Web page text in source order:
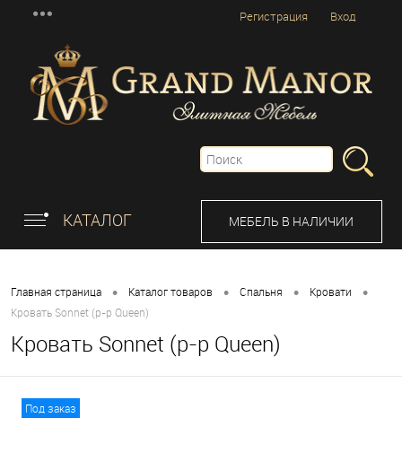
Вход
Регистрация
КАТАЛОГ МЕБЕЛЬ В НАЛИЧИИ
Главная страница • Каталог товаров • Спальня • Кровати •
Кровать Sonnet (р-р Queen)
Кровать Sonnet (р-р Queen)
Под заказ